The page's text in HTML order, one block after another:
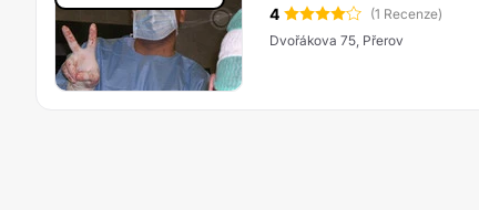
4
(1 Recenze)
Dvořákova 75, Přerov